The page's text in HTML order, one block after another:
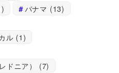
パナマ (13)
ル (1)
ドニア）
(7)